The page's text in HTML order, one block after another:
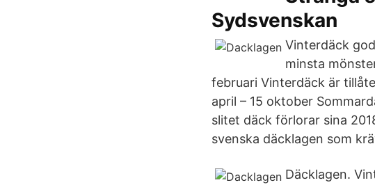
Sydsvenskan
Vinterdäck
minsta
februari Vinterdäck är
april – 15 oktober
slitet däck förlorar sina
svenska däcklagen som
Däcklagen.